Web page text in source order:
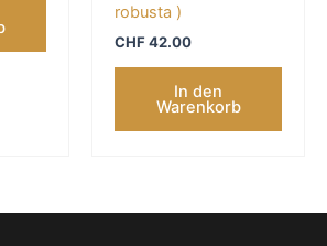
robusta )
CHF42.00
In den
Warenkorb